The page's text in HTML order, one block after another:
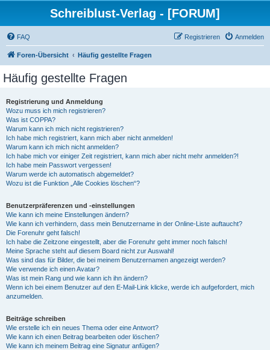
Schreiblust-Verlag - [FORUM]
FAQ Anmelden
Registrieren
Foren-Übersicht Häufig gestellte Fragen
Häufig gestellte Fragen
Registrierung und Anmeldung
Wozu muss ich mich registrieren?
Was ist COPPA?
Warum kann ich mich nicht registrieren?
Ich habe mich registriert, kann mich aber nicht anmelden!
Warum kann ich mich nicht anmelden?
Ich habe mich vor einiger Zeit registriert, kann mich aber nicht mehr anmelden?!
Ich habe mein Passwort vergessen!
Warum werde ich automatisch abgemeldet?
Wozu ist die Funktion „Alle Cookies löschen“?
Benutzerpräferenzen und -einstellungen
Wie kann ich meine Einstellungen ändern?
Wie kann ich verhindern, dass mein Benutzername in der Online-Liste auftaucht?
Die Forenuhr geht falsch!
Ich habe die Zeitzone eingestellt, aber die Forenuhr geht immer noch falsch!
Meine Sprache steht auf diesem Board nicht zur Auswahl!
Was sind das für Bilder, die bei meinem Benutzernamen angezeigt werden?
Wie verwende ich einen Avatar?
Was ist mein Rang und wie kann ich ihn ändern?
Wenn ich bei einem Benutzer auf den E-Mail-Link klicke, werde ich aufgefordert, mich
anzumelden.
Beiträge schreiben
Wie erstelle ich ein neues Thema oder eine Antwort?
Wie kann ich einen Beitrag bearbeiten oder löschen?
Wie kann ich meinem Beitrag eine Signatur anfügen?